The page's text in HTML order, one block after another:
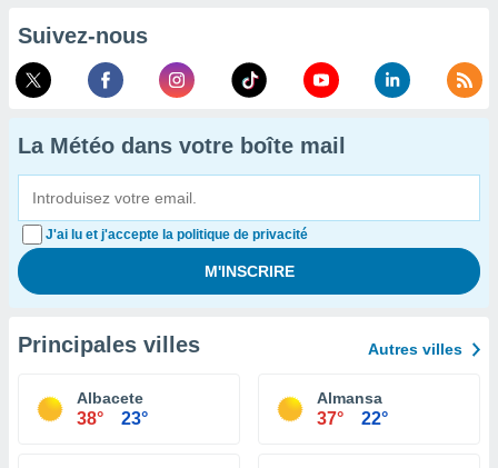
Suivez-nous
La Météo dans votre boîte mail
J'ai lu et j'accepte la politique de privacité
Principales villes Autres villes
Albacete
38° 23°
Almansa
37° 22°